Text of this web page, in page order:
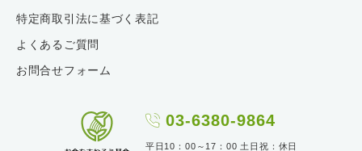
特定商取引法に基づく表記
よくあるご質問
お問合せフォーム
03-6380-9864
平日10：00～17：00 土日祝：休日